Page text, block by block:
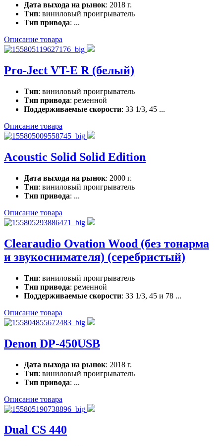
Дата выхода на рынок: 2018 г.
Тип: виниловый проигрыватель
Тип привода: ...
Описание товара
Pro-Ject VT-E R (белый)
Тип: виниловый проигрыватель
Тип привода: ременной
Поддерживаемые скорости: 33 1/3, 45 ...
Описание товара
Acoustic Solid Solid Edition
Дата выхода на рынок: 2000 г.
Тип: виниловый проигрыватель
Тип привода: ...
Описание товара
Clearaudio Ovation Wood (без тонарма
и звукоснимателя) (серебристый)
Тип: виниловый проигрыватель
Тип привода: ременной
Поддерживаемые скорости: 33 1/3, 45 и 78 ...
Описание товара
Denon DP-450USB
Дата выхода на рынок: 2018 г.
Тип: виниловый проигрыватель
Тип привода: ...
Описание товара
Dual CS 440